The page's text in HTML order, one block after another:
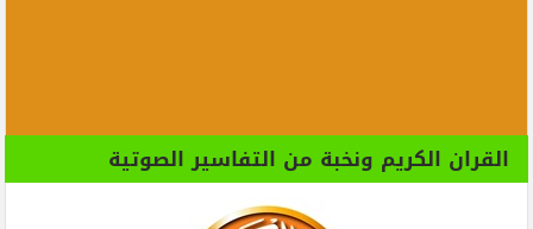
القران الكريم ونخبة من التفاسير الصوتية